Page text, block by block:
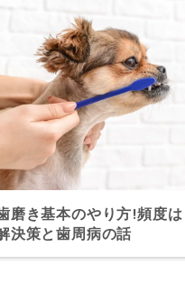
磨き基本のやり方!頻度
決策と歯周病の話